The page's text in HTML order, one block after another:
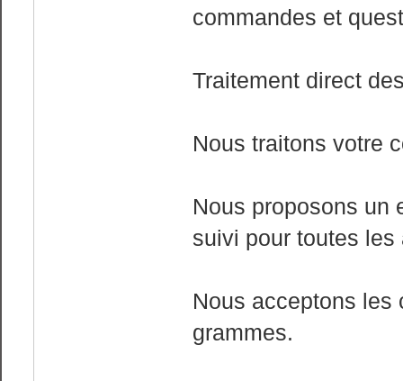
commandes et
Traitement direct
Nous traitons votre
Nous proposons un
suivi pour toutes les
Nous acceptons les
grammes.